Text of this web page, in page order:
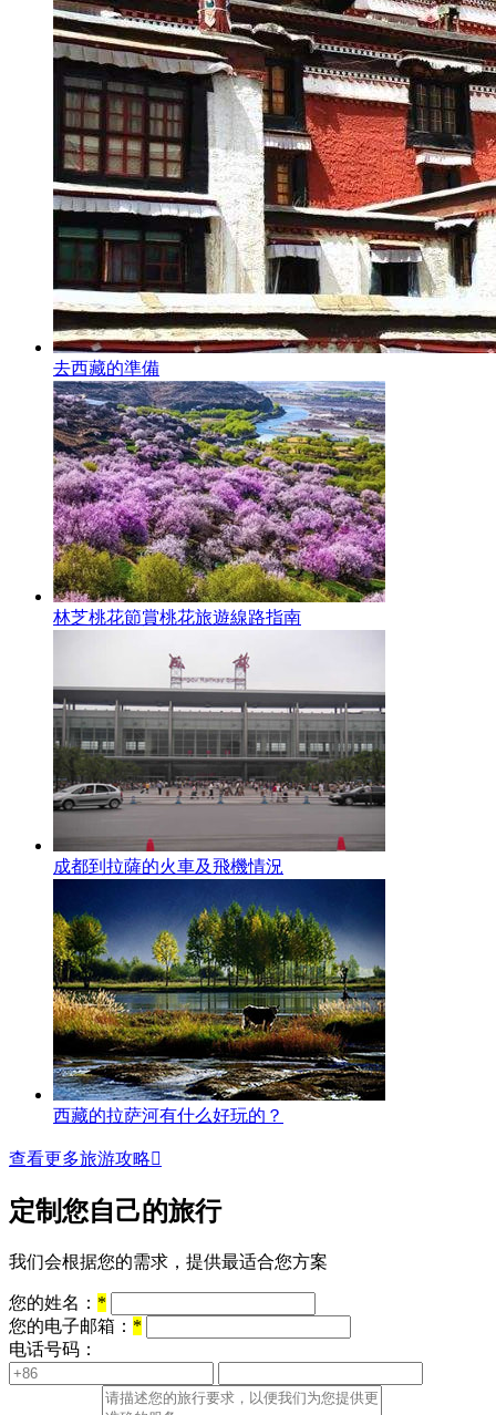
去西藏的準備
林芝桃花節賞桃花旅遊線路指南
成都到拉薩的火車及飛機情況
西藏的拉萨河有什么好玩的？
查看更多旅游攻略
定制您自己的旅行
我们会根据您的需求，提供最适合您方案
您的姓名： *
您的电子邮箱： *
电话号码：